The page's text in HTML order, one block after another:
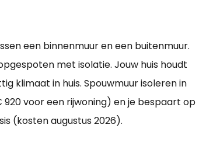
een binnenmuur en een buitenmuur.
met isolatie. Jouw huis houdt
klimaat in huis. Spouwmuur isoleren in
voor een rijwoning) en je bespaart op
(kosten augustus 2026).